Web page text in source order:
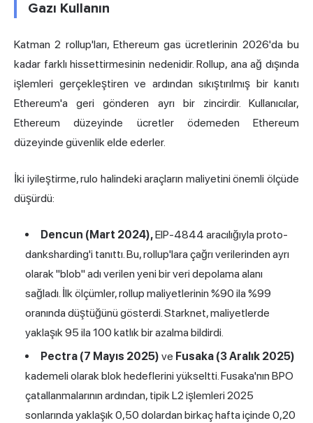
Gazı Kullanın
Katman 2 rollup'ları, Ethereum gas ücretlerinin 2026'da bu
kadar farklı hissettirmesinin nedenidir. Rollup, ana ağ dışında
işlemleri gerçekleştiren ve ardından sıkıştırılmış bir kanıtı
Ethereum'a geri gönderen ayrı bir zincirdir. Kullanıcılar,
Ethereum düzeyinde ücretler ödemeden Ethereum
düzeyinde güvenlik elde ederler.
İki iyileştirme, rulo halindeki araçların maliyetini önemli ölçüde
düşürdü:
Dencun (Mart 2024),EIP-4844 aracılığıyla proto-
danksharding'i tanıttı. Bu, rollup'lara çağrı verilerinden ayrı
olarak "blob" adı verilen yeni bir veri depolama alanı
sağladı. İlk ölçümler, rollup maliyetlerinin %90 ila %99
oranında düştüğünü gösterdi. Starknet, maliyetlerde
yaklaşık 95 ila 100 katlık bir azalma bildirdi.
Pectra (7 Mayıs 2025) ve Fusaka (3 Aralık 2025)
kademeli olarak blok hedeflerini yükseltti. Fusaka'nın BPO
çatallanmalarının ardından, tipik L2 işlemleri 2025
sonlarında yaklaşık 0,50 dolardan birkaç hafta içinde 0,20